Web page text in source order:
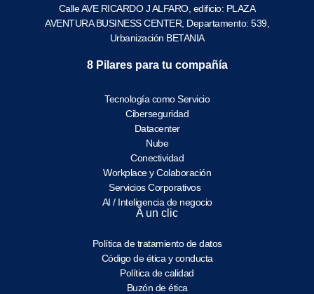
Calle AVE RICARDO J ALFARO, edificio: PLAZA
AVENTURA BUSINESS CENTER, Departamento: 539,
Urbanización BETANIA
8 Pilares para tu compañía
Tecnología como Servicio
Ciberseguridad
Datacenter
Nube
Conectividad
Workplace y Colaboración
Servicios Corporativos
AI / Inteligencia de negocio
A un clic
Política de tratamiento de datos
Código de ética y conducta
Política de calidad
Buzón de ética